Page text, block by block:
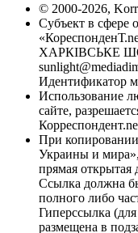
© 2000-2026,
Субъект в сфере
ХАРКІВСЬКЕ
Идентификатор
Использование
сайте,
При
Украины и мира»,
прямая открытая
Ссылка должна
полного либо
Гиперссылка
размещена в